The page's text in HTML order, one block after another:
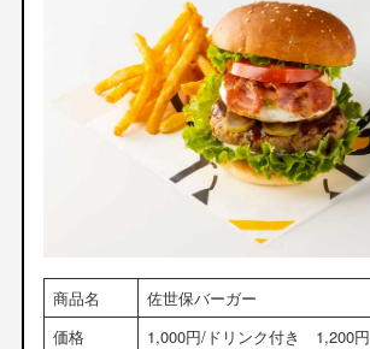
商品名
佐世保バーガー
価格
1,000円/ドリンク付き 1,200円